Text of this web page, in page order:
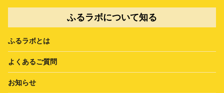
ふるラボについて知る
ふるラボとは
よくあるご質問
お知らせ